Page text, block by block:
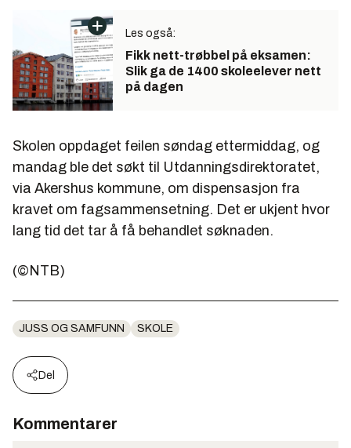
Les også:
Fikk nett-trøbbel på eksamen:
Slik ga de 1400 skoleelever nett
på dagen
Skolen oppdaget feilen søndag ettermiddag, og
mandag ble det søkt til Utdanningsdirektoratet,
via Akershus kommune, om dispensasjon fra
kravet om fagsammensetning. Det er ukjent hvor
lang tid det tar å få behandlet søknaden.
(©NTB)
JUSS OG SAMFUNN SKOLE
Del
Kommentarer